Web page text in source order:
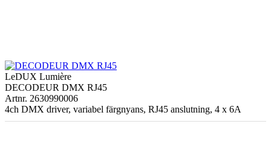
LeDUX Lumière
DECODEUR DMX RJ45
Artnr. 2630990006
4ch DMX driver, variabel färgnyans, RJ45 anslutning, 4 x 6A